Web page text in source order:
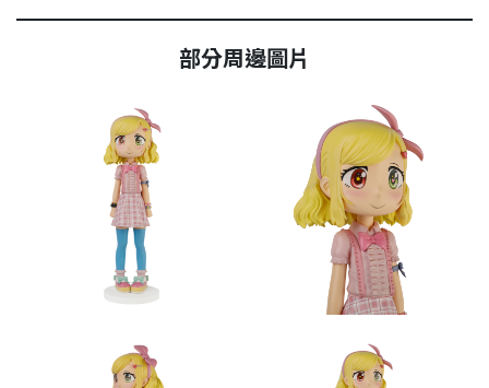
部分周邊圖片